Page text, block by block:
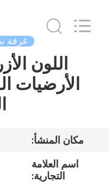
الصفحة
الرئيسية
معلومات
Technology
Co.,Ltd.
غرفة
اللون
مكان المنشأ:
اسم العلامة
التجارية: